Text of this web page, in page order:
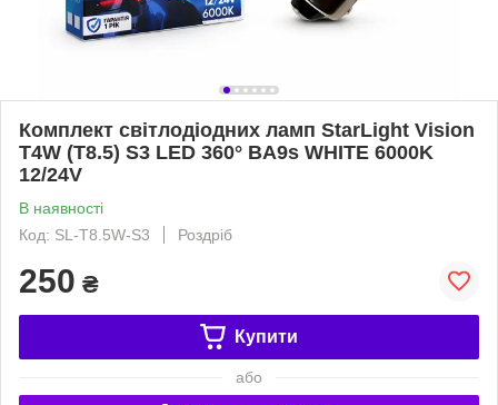
Комплект світлодіодних ламп StarLight Vision
T4W (T8.5) S3 LED 360° BA9s WHITE 6000K
12/24V
В наявності
Код: SL-T8.5W-S3
Роздріб
250 ₴
Купити
або